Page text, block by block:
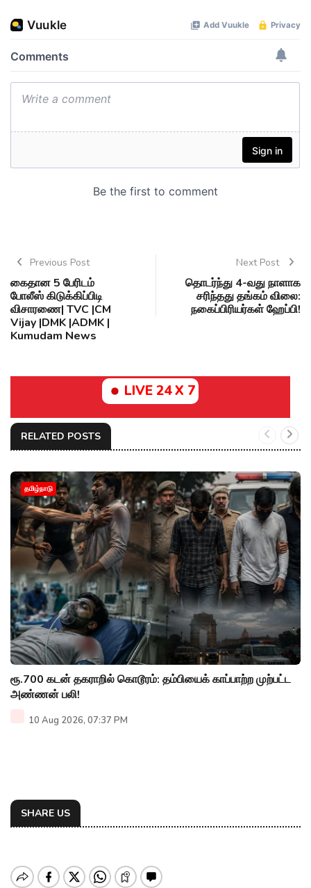
Previous Post
கைதான 5 பேரிடம்
போலீஸ் கிடுக்கிப்பிடி
விசாரணை| TVC |CM
Vijay |DMK |ADMK |
Kumudam News
Next Post
தொடர்ந்து 4-வது நாளாக
சரிந்தது தங்கம் விலை:
நகைப்பிரியர்கள் ஹேப்பி!
LIVE 24 X 7
RELATED POSTS
தமிழ்நாடு
ரூ.700 கடன் தகராறில் கொடூரம்: தம்பியைக் காப்பாற்ற முற்பட்ட
அண்ணன் பலி!
10 Aug 2026, 07:37 PM
SHARE US